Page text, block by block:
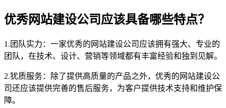
优秀网站建设公司应该具备哪些特点？
1.团队实力：一家优秀的网站建设公司应该拥有强大、专业的
团队，在技术、设计、营销等领域都有丰富经验和独到见解。
2.犹质服务：除了提供高质量的产品之外，优秀的网站建设公
司还应该提供完善的售后服务，为客户提供技术支持和维护保
障。